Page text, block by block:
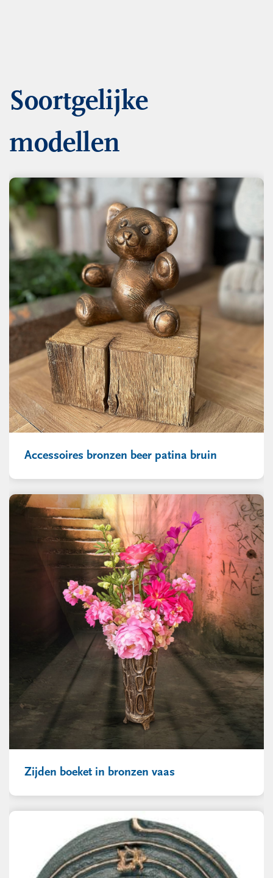
Soortgelijke
modellen
Accessoires bronzen beer patina bruin
Zijden boeket in bronzen vaas